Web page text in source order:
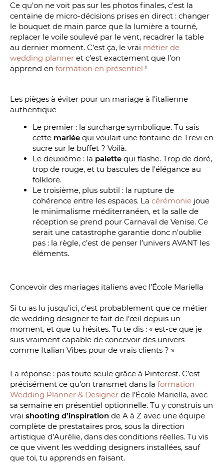
Ce qu’on ne voit pas sur les photos finales, c’est la
centaine de micro-décisions prises en direct : changer
le bouquet de main parce que la lumière a tourné,
replacer le voile soulevé par le vent, recadrer la table
au dernier moment. C’est ça, le vrai métier de
wedding planner et c’est exactement que l’on
apprend en formation en présentiel !
Les pièges à éviter pour un mariage à l’italienne
authentique
Le premier : la surcharge symbolique. Tu sais
cette mariée qui voulait une fontaine de Trevi en
sucre sur le buffet ? Voilà.
Le deuxième : la palette qui flashe. Trop de doré,
trop de rouge, et tu bascules de l’élégance au
folklore.
Le troisième, plus subtil : la rupture de
cohérence entre les espaces. La cérémonie joue
le minimalisme méditerranéen, et la salle de
réception se prend pour Carnaval de Venise. Ce
serait une catastrophe garantie donc n’oublie
pas : la règle, c’est de penser l’univers AVANT les
éléments.
Concevoir des mariages italiens avec l’École Mariella
Si tu as lu jusqu’ici, c’est probablement que ce métier
de wedding designer te fait de l’œil depuis un
moment, et que tu hésites. Tu te dis : « est-ce que je
suis vraiment capable de concevoir des univers
comme Italian Vibes pour de vrais clients ? »
La réponse : pas toute seule grâce à Pinterest. C’est
précisément ce qu’on transmet dans la formation
Wedding Planner & Designer de l’École Mariella, avec
sa semaine en présentiel optionnelle. Tu y construis un
vrai shooting d’inspiration de A à Z avec une équipe
complète de prestataires pros, sous la direction
artistique d’Aurélie, dans des conditions réelles. Tu vis
ce que vivent les wedding designers installées, sauf
que toi, tu apprends en faisant.